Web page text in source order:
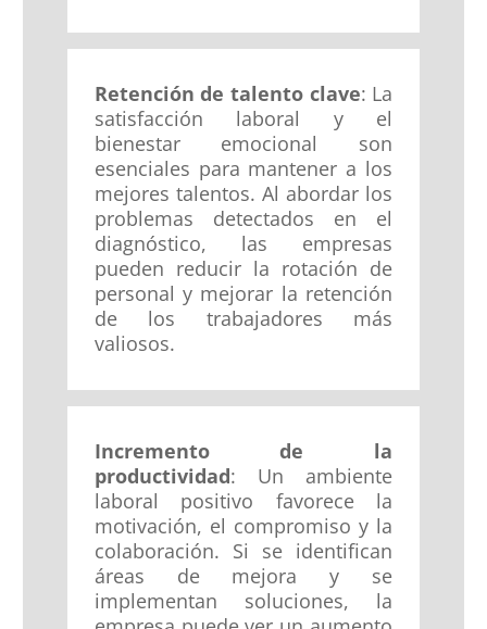
Retención de talento clave: La
satisfacción laboral y el
bienestar emocional son
esenciales para mantener a los
mejores talentos. Al abordar los
problemas detectados en el
diagnóstico, las empresas
pueden reducir la rotación de
personal y mejorar la retención
de los trabajadores más
valiosos.
Incremento de la
productividad: Un ambiente
laboral positivo favorece la
motivación, el compromiso y la
colaboración. Si se identifican
áreas de mejora y se
implementan soluciones, la